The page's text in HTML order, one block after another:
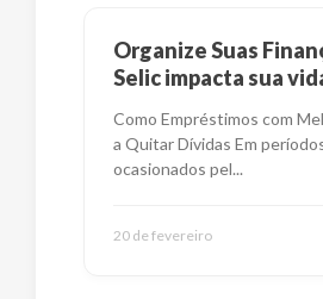
Organize Suas
Selic impacta sua
Como Empréstimos com
a Quitar Dívidas Em
ocasionados pel...
20 de fevereiro